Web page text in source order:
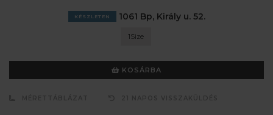
KÉSZLETEN 1061 Bp, Király u. 52.
1Size
KOSÁRBA